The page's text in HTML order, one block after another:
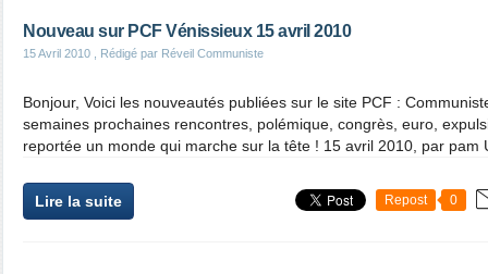
Nouveau sur PCF Vénissieux 15 avril 2010
15 Avril 2010 , Rédigé par Réveil Communiste
Bonjour, Voici les nouveautés publiées sur le site PCF :
semaines prochaines rencontres, polémique, congrès, euro,
reportée un monde qui marche sur la tête ! 15 avril 2010, par pam
Lire la suite Repost 0